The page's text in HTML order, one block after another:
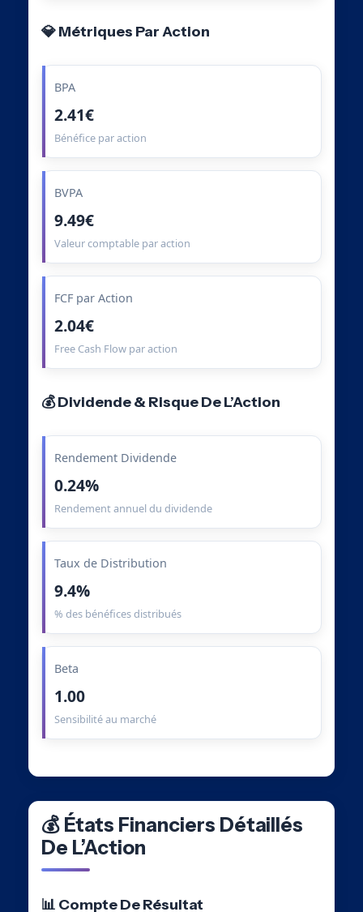
💎 Métriques Par Action
BPA
2.41€
Bénéfice par action
BVPA
9.49€
Valeur comptable par action
FCF par Action
2.04€
Free Cash Flow par action
💰 Dividende & Risque De L’Action
Rendement Dividende
0.24%
Rendement annuel du dividende
Taux de Distribution
9.4%
% des bénéfices distribués
Beta
1.00
Sensibilité au marché
💰 États Financiers Détaillés
De L’Action
📊 Compte De Résultat